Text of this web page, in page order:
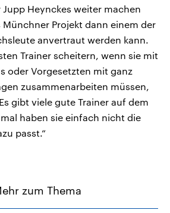
Heynckes weiter machen
Projekt dann einem der
anvertraut werden kann.
Trainer scheitern, wenn sie mit
oder Vorgesetzten mit ganz
zusammenarbeiten müssen,
gibt viele gute Trainer auf dem
haben sie einfach nicht die
passt.“
zum Thema